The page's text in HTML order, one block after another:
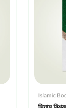
Islamic